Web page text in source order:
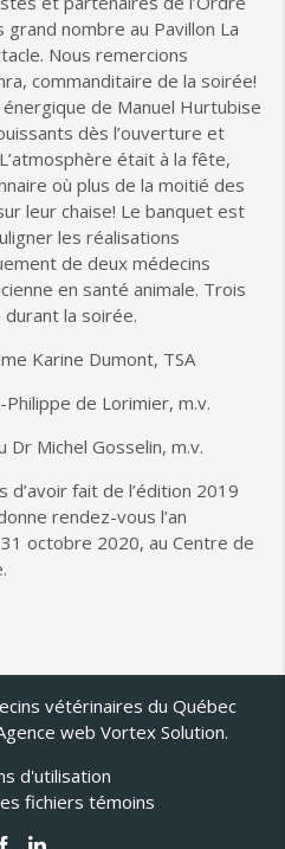
nombre au Pavillon La
Nous remercions
commanditaire de la soirée!
énergique de Manuel Hurtubise
dès l’ouverture et
était à la fête,
où plus de la moitié des
leur chaise! Le banquet est
les réalisations
de deux médecins
en santé animale. Trois
la soirée.
Karine Dumont, TSA
de Lorimier, m.v.
Dr Michel Gosselin, m.v.
fait de l’édition 2019
rendez-vous l’an
octobre 2020, au Centre de
vétérinaires du Québec
web Vortex Solution.
d'utilisation
fichiers témoins